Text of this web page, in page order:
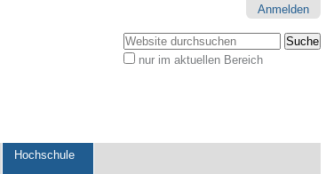
Anmelden
Website durchsuchen
nur im aktuellen Bereich
Hochschule